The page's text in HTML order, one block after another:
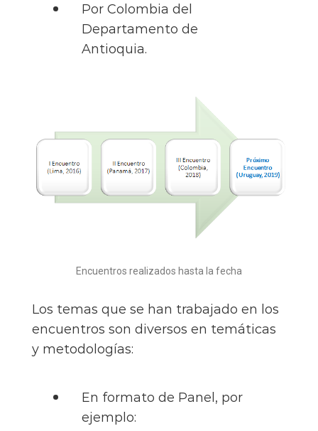
Por Colombia del
Departamento de
Antioquia.
Encuentros realizados hasta la fecha
Los temas que se han trabajado en los
encuentros son diversos en temáticas
y metodologías:
En formato de Panel, por
ejemplo: